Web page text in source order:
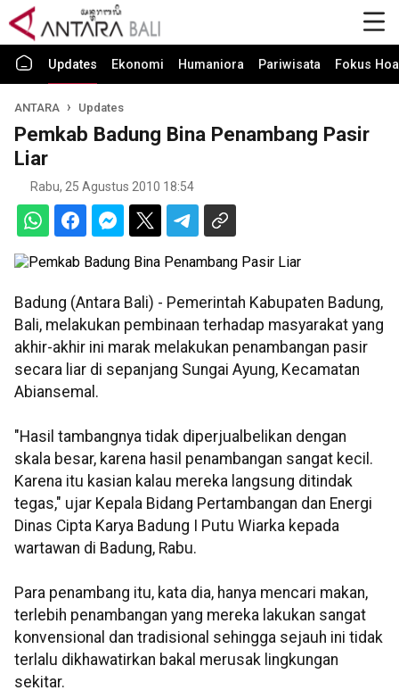
Updates Ekonomi Humaniora Pariwisata Fokus
ANTARA Updates
Pemkab Badung Bina Penambang Pasir
Liar
Rabu, 25 Agustus 2010 18:54
Badung (Antara Bali) - Pemerintah Kabupaten Badung,
Bali, melakukan pembinaan terhadap masyarakat yang
akhir-akhir ini marak melakukan penambangan pasir
secara liar di sepanjang Sungai Ayung, Kecamatan
Abiansemal.
"Hasil tambangnya tidak diperjualbelikan dengan
skala besar, karena hasil penambangan sangat kecil.
Karena itu kasian kalau mereka langsung ditindak
tegas," ujar Kepala Bidang Pertambangan dan Energi
Dinas Cipta Karya Badung I Putu Wiarka kepada
wartawan di Badung, Rabu.
Para penambang itu, kata dia, hanya mencari makan,
terlebih penambangan yang mereka lakukan sangat
konvensional dan tradisional sehingga sejauh ini tidak
terlalu dikhawatirkan bakal merusak lingkungan
sekitar.